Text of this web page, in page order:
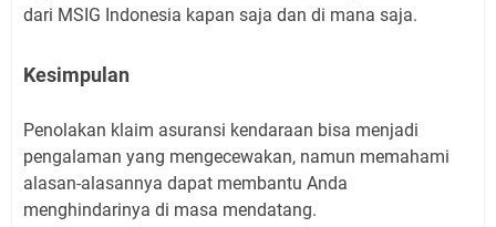
dari MSIG Indonesia kapan saja dan di mana saja.
Kesimpulan
Penolakan klaim asuransi kendaraan bisa menjadi
pengalaman yang mengecewakan, namun memahami
alasan-alasannya dapat membantu Anda
menghindarinya di masa mendatang.